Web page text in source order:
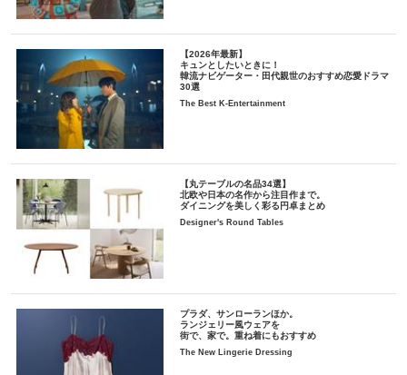
【2026年最新】
キュンとしたいときに！
韓流ナビゲーター・田代親世のおすすめ恋愛ドラマ
30選
The Best K-Entertainment
【丸テーブルの名品34選】
北欧や日本の名作から注目作まで。
ダイニングを美しく彩る円卓まとめ
Designer's Round Tables
プラダ、サンローランほか。
ランジェリー風ウェアを
街で、家で。重ね着にもおすすめ
The New Lingerie Dressing